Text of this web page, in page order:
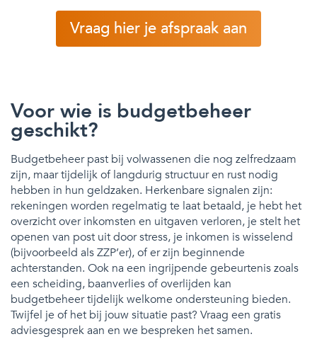
Vraag hier je afspraak aan
Voor wie is budgetbeheer
geschikt?
Budgetbeheer past bij volwassenen die nog zelfredzaam
zijn, maar tijdelijk of langdurig structuur en rust nodig
hebben in hun geldzaken. Herkenbare signalen zijn:
rekeningen worden regelmatig te laat betaald, je hebt het
overzicht over inkomsten en uitgaven verloren, je stelt het
openen van post uit door stress, je inkomen is wisselend
(bijvoorbeeld als ZZP’er), of er zijn beginnende
achterstanden. Ook na een ingrijpende gebeurtenis zoals
een scheiding, baanverlies of overlijden kan
budgetbeheer tijdelijk welkome ondersteuning bieden.
Twijfel je of het bij jouw situatie past? Vraag een gratis
adviesgesprek aan en we bespreken het samen.